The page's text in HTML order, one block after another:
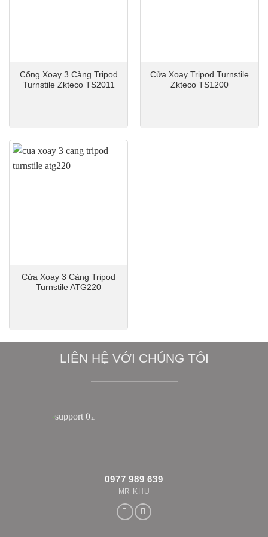
Cổng Xoay 3 Càng Tripod
Turnstile Zkteco TS2011
Cửa Xoay Tripod Turnstile
Zkteco TS1200
Cửa Xoay 3 Càng Tripod
Turnstile ATG220
LIÊN HỆ VỚI CHÚNG TÔI
0977 989 639
MR KHU